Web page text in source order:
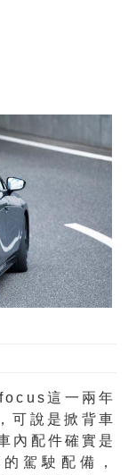
這一兩年
可說是掀背車
內配件確實是
駕駛配備，